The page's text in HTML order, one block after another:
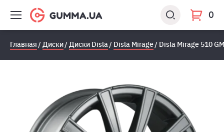
0
Главная Диски Диски Disla Disla Mirage Disla Mirage 510